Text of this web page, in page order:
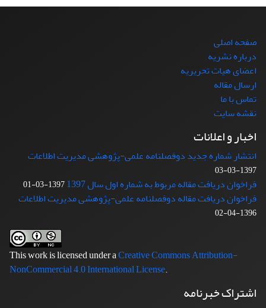
صفحه اصلی
درباره نشریه
اعضای هیات تحریریه
ارسال مقاله
تماس با ما
نقشه سایت
اخبار و اعلانات
انتشار شماره جدید دوفصلنامه علمی-پژوهشی مدیریت اطلاعات
1397-03-03
فراخوان دریافت مقاله مربوط به شماره اول سال 1397 1397-03-01
فراخوان دریافت مقاله دوفصلنامه علمی-پژوهشی مدیریت اطلاعات
1396-04-02
This work is licensed under aCreative Commons Attribution-
NonCommercial 4.0 International License.
اشتراک خبرنامه